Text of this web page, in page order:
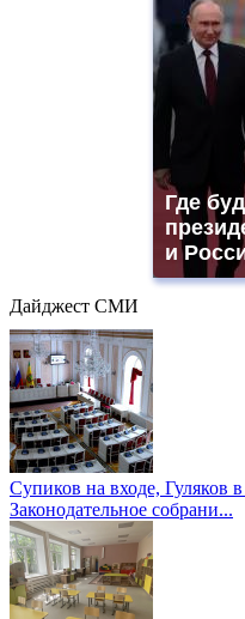
Где
и
Дайджест СМИ
Супиков на входе, Гуляков
Законодательное собрани...